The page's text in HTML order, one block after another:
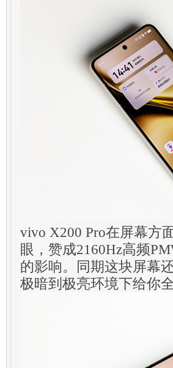
vivo X200 Pro在屏幕方
眼，赞成2160Hz高频
的影响。同期这块屏幕
极暗到极亮环境下给你